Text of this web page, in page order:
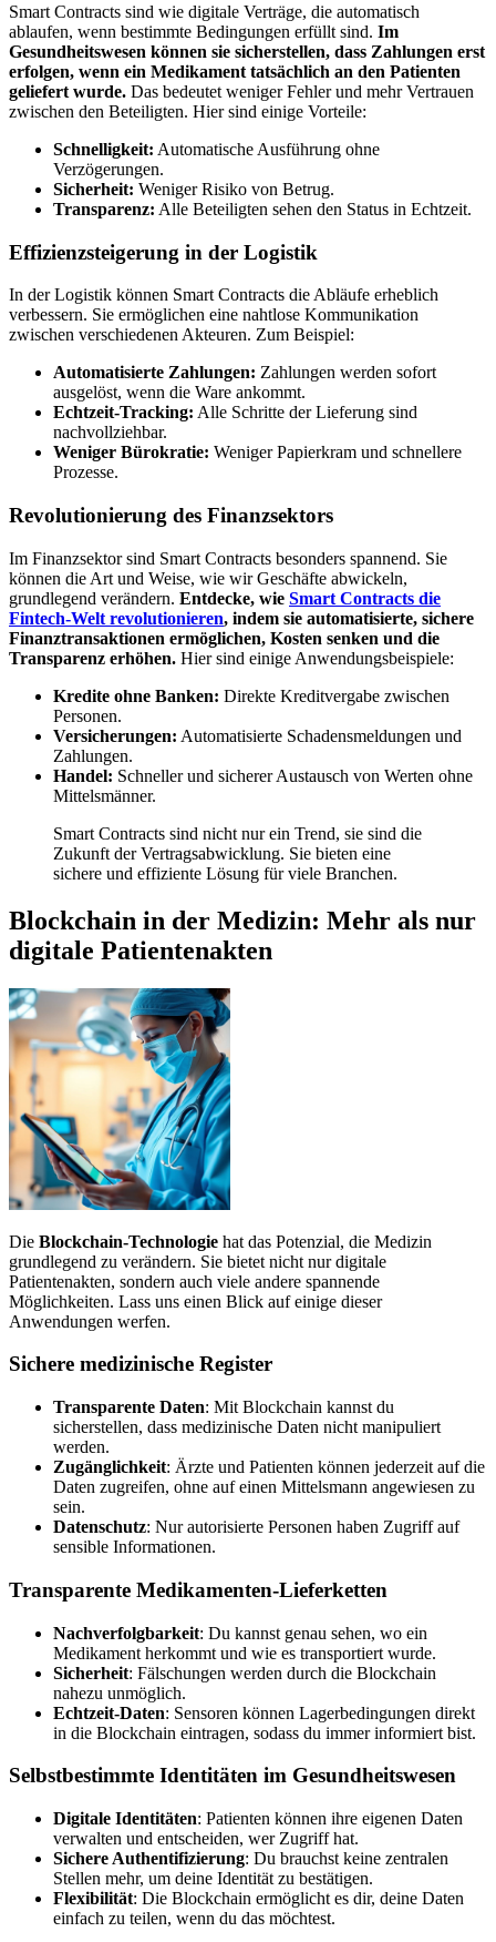
Smart Contracts sind wie digitale Verträge, die automatisch
ablaufen, wenn bestimmte Bedingungen erfüllt sind. Im
Gesundheitswesen können sie sicherstellen, dass Zahlungen erst
erfolgen, wenn ein Medikament tatsächlich an den Patienten
geliefert wurde. Das bedeutet weniger Fehler und mehr Vertrauen
zwischen den Beteiligten. Hier sind einige Vorteile:
Schnelligkeit: Automatische Ausführung ohne
Verzögerungen.
Sicherheit: Weniger Risiko von Betrug.
Transparenz: Alle Beteiligten sehen den Status in Echtzeit.
Effizienzsteigerung in der Logistik
In der Logistik können Smart Contracts die Abläufe erheblich
verbessern. Sie ermöglichen eine nahtlose Kommunikation
zwischen verschiedenen Akteuren. Zum Beispiel:
Automatisierte Zahlungen: Zahlungen werden sofort
ausgelöst, wenn die Ware ankommt.
Echtzeit-Tracking: Alle Schritte der Lieferung sind
nachvollziehbar.
Weniger Bürokratie: Weniger Papierkram und schnellere
Prozesse.
Revolutionierung des Finanzsektors
Im Finanzsektor sind Smart Contracts besonders spannend. Sie
können die Art und Weise, wie wir Geschäfte abwickeln,
grundlegend verändern. Entdecke, wie Smart Contracts die
Fintech-Welt revolutionieren, indem sie automatisierte, sichere
Finanztransaktionen ermöglichen, Kosten senken und die
Transparenz erhöhen. Hier sind einige Anwendungsbeispiele:
Kredite ohne Banken: Direkte Kreditvergabe zwischen
Personen.
Versicherungen: Automatisierte Schadensmeldungen und
Zahlungen.
Handel: Schneller und sicherer Austausch von Werten ohne
Mittelsmänner.
Smart Contracts sind nicht nur ein Trend, sie sind die
Zukunft der Vertragsabwicklung. Sie bieten eine
sichere und effiziente Lösung für viele Branchen.
Blockchain in der Medizin: Mehr als nur
digitale Patientenakten
Die Blockchain-Technologie hat das Potenzial, die Medizin
grundlegend zu verändern. Sie bietet nicht nur digitale
Patientenakten, sondern auch viele andere spannende
Möglichkeiten. Lass uns einen Blick auf einige dieser
Anwendungen werfen.
Sichere medizinische Register
Transparente Daten: Mit Blockchain kannst du
sicherstellen, dass medizinische Daten nicht manipuliert
werden.
Zugänglichkeit: Ärzte und Patienten können jederzeit auf die
Daten zugreifen, ohne auf einen Mittelsmann angewiesen zu
sein.
Datenschutz: Nur autorisierte Personen haben Zugriff auf
sensible Informationen.
Transparente Medikamenten-Lieferketten
Nachverfolgbarkeit: Du kannst genau sehen, wo ein
Medikament herkommt und wie es transportiert wurde.
Sicherheit: Fälschungen werden durch die Blockchain
nahezu unmöglich.
Echtzeit-Daten: Sensoren können Lagerbedingungen direkt
in die Blockchain eintragen, sodass du immer informiert bist.
Selbstbestimmte Identitäten im Gesundheitswesen
Digitale Identitäten: Patienten können ihre eigenen Daten
verwalten und entscheiden, wer Zugriff hat.
Sichere Authentifizierung: Du brauchst keine zentralen
Stellen mehr, um deine Identität zu bestätigen.
Flexibilität: Die Blockchain ermöglicht es dir, deine Daten
einfach zu teilen, wenn du das möchtest.